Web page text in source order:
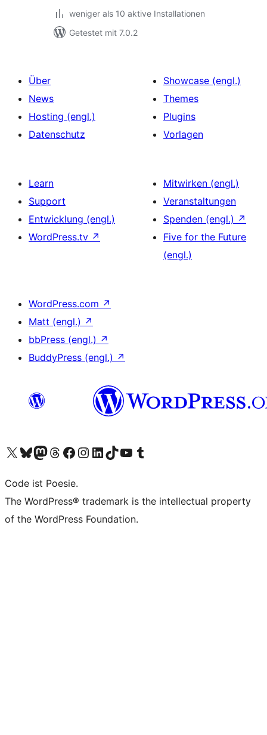
weniger als 10 aktive Installationen
Getestet mit 7.0.2
Über
News
Hosting (engl.)
Datenschutz
Showcase (engl.)
Themes
Plugins
Vorlagen
Learn
Support
Entwicklung (engl.)
WordPress.tv ↗
Mitwirken (engl.)
Veranstaltungen
Spenden (engl.) ↗
Five for the Future
(engl.)
WordPress.com ↗
Matt (engl.) ↗
bbPress (engl.) ↗
BuddyPress (engl.) ↗
Unser X-Konto (früher Twitter) besuchen
Unser Bluesky-Konto besuchen
Unser Mastodon-Konto besuchen
Unser Threads-Konto besuchen
Unsere Facebook-Seite besuchen
Unser Instagram-Konto besuchen
Unser LinkedIn-Konto besuchen
Unser TikTok-Konto besuchen
Unseren YouTube-Kanal besuchen
Unser Tumblr-Konto besuchen
Code ist Poesie.
The WordPress® trademark is the intellectual property
of the WordPress Foundation.